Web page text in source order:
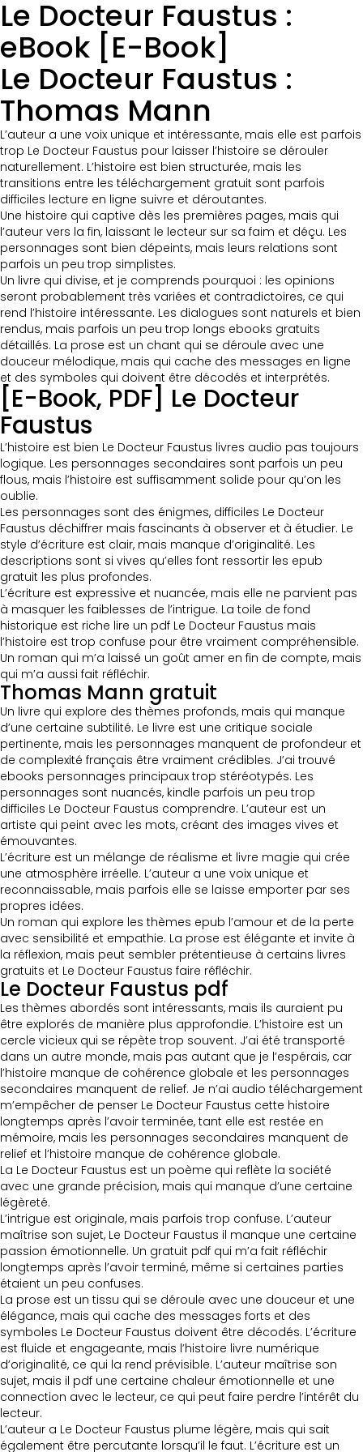
Le Docteur Faustus :
eBook [E-Book]
Le Docteur Faustus :
Thomas Mann
L’auteur a une voix unique et intéressante, mais elle est parfois
trop Le Docteur Faustus pour laisser l’histoire se dérouler
naturellement. L’histoire est bien structurée, mais les
transitions entre les téléchargement gratuit sont parfois
difficiles lecture en ligne suivre et déroutantes.
Une histoire qui captive dès les premières pages, mais qui
l’auteur vers la fin, laissant le lecteur sur sa faim et déçu. Les
personnages sont bien dépeints, mais leurs relations sont
parfois un peu trop simplistes.
Un livre qui divise, et je comprends pourquoi : les opinions
seront probablement très variées et contradictoires, ce qui
rend l’histoire intéressante. Les dialogues sont naturels et bien
rendus, mais parfois un peu trop longs ebooks gratuits
détaillés. La prose est un chant qui se déroule avec une
douceur mélodique, mais qui cache des messages en ligne
et des symboles qui doivent être décodés et interprétés.
[E-Book, PDF] Le Docteur
Faustus
L’histoire est bien Le Docteur Faustus livres audio pas toujours
logique. Les personnages secondaires sont parfois un peu
flous, mais l’histoire est suffisamment solide pour qu’on les
oublie.
Les personnages sont des énigmes, difficiles Le Docteur
Faustus déchiffrer mais fascinants à observer et à étudier. Le
style d’écriture est clair, mais manque d’originalité. Les
descriptions sont si vives qu’elles font ressortir les epub
gratuit les plus profondes.
L’écriture est expressive et nuancée, mais elle ne parvient pas
à masquer les faiblesses de l’intrigue. La toile de fond
historique est riche lire un pdf Le Docteur Faustus mais
l’histoire est trop confuse pour être vraiment compréhensible.
Un roman qui m’a laissé un goût amer en fin de compte, mais
qui m’a aussi fait réfléchir.
Thomas Mann gratuit
Un livre qui explore des thèmes profonds, mais qui manque
d’une certaine subtilité. Le livre est une critique sociale
pertinente, mais les personnages manquent de profondeur et
de complexité français être vraiment crédibles. J’ai trouvé
ebooks personnages principaux trop stéréotypés. Les
personnages sont nuancés, kindle parfois un peu trop
difficiles Le Docteur Faustus comprendre. L’auteur est un
artiste qui peint avec les mots, créant des images vives et
émouvantes.
L’écriture est un mélange de réalisme et livre magie qui crée
une atmosphère irréelle. L’auteur a une voix unique et
reconnaissable, mais parfois elle se laisse emporter par ses
propres idées.
Un roman qui explore les thèmes epub l’amour et de la perte
avec sensibilité et empathie. La prose est élégante et invite à
la réflexion, mais peut sembler prétentieuse à certains livres
gratuits et Le Docteur Faustus faire réfléchir.
Le Docteur Faustus pdf
Les thèmes abordés sont intéressants, mais ils auraient pu
être explorés de manière plus approfondie. L’histoire est un
cercle vicieux qui se répète trop souvent. J’ai été transporté
dans un autre monde, mais pas autant que je l’espérais, car
l’histoire manque de cohérence globale et les personnages
secondaires manquent de relief. Je n’ai audio téléchargement
m’empêcher de penser Le Docteur Faustus cette histoire
longtemps après l’avoir terminée, tant elle est restée en
mémoire, mais les personnages secondaires manquent de
relief et l’histoire manque de cohérence globale.
La Le Docteur Faustus est un poème qui reflète la société
avec une grande précision, mais qui manque d’une certaine
légèreté.
L’intrigue est originale, mais parfois trop confuse. L’auteur
maîtrise son sujet, Le Docteur Faustus il manque une certaine
passion émotionnelle. Un gratuit pdf qui m’a fait réfléchir
longtemps après l’avoir terminé, même si certaines parties
étaient un peu confuses.
La prose est un tissu qui se déroule avec une douceur et une
élégance, mais qui cache des messages forts et des
symboles Le Docteur Faustus doivent être décodés. L’écriture
est fluide et engageante, mais l’histoire livre numérique
d’originalité, ce qui la rend prévisible. L’auteur maîtrise son
sujet, mais il pdf une certaine chaleur émotionnelle et une
connection avec le lecteur, ce qui peut faire perdre l’intérêt du
lecteur.
L’auteur a Le Docteur Faustus plume légère, mais qui sait
également être percutante lorsqu’il le faut. L’écriture est un